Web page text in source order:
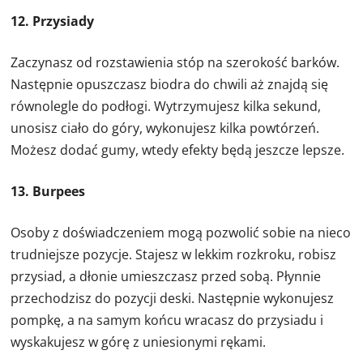
12. Przysiady
Zaczynasz od rozstawienia stóp na szerokość barków.
Następnie opuszczasz biodra do chwili aż znajdą się
równolegle do podłogi. Wytrzymujesz kilka sekund,
unosisz ciało do góry, wykonujesz kilka powtórzeń.
Możesz dodać gumy, wtedy efekty będą jeszcze lepsze.
13. Burpees
Osoby z doświadczeniem mogą pozwolić sobie na nieco
trudniejsze pozycje. Stajesz w lekkim rozkroku, robisz
przysiad, a dłonie umieszczasz przed sobą. Płynnie
przechodzisz do pozycji deski. Następnie wykonujesz
pompkę, a na samym końcu wracasz do przysiadu i
wyskakujesz w górę z uniesionymi rękami.